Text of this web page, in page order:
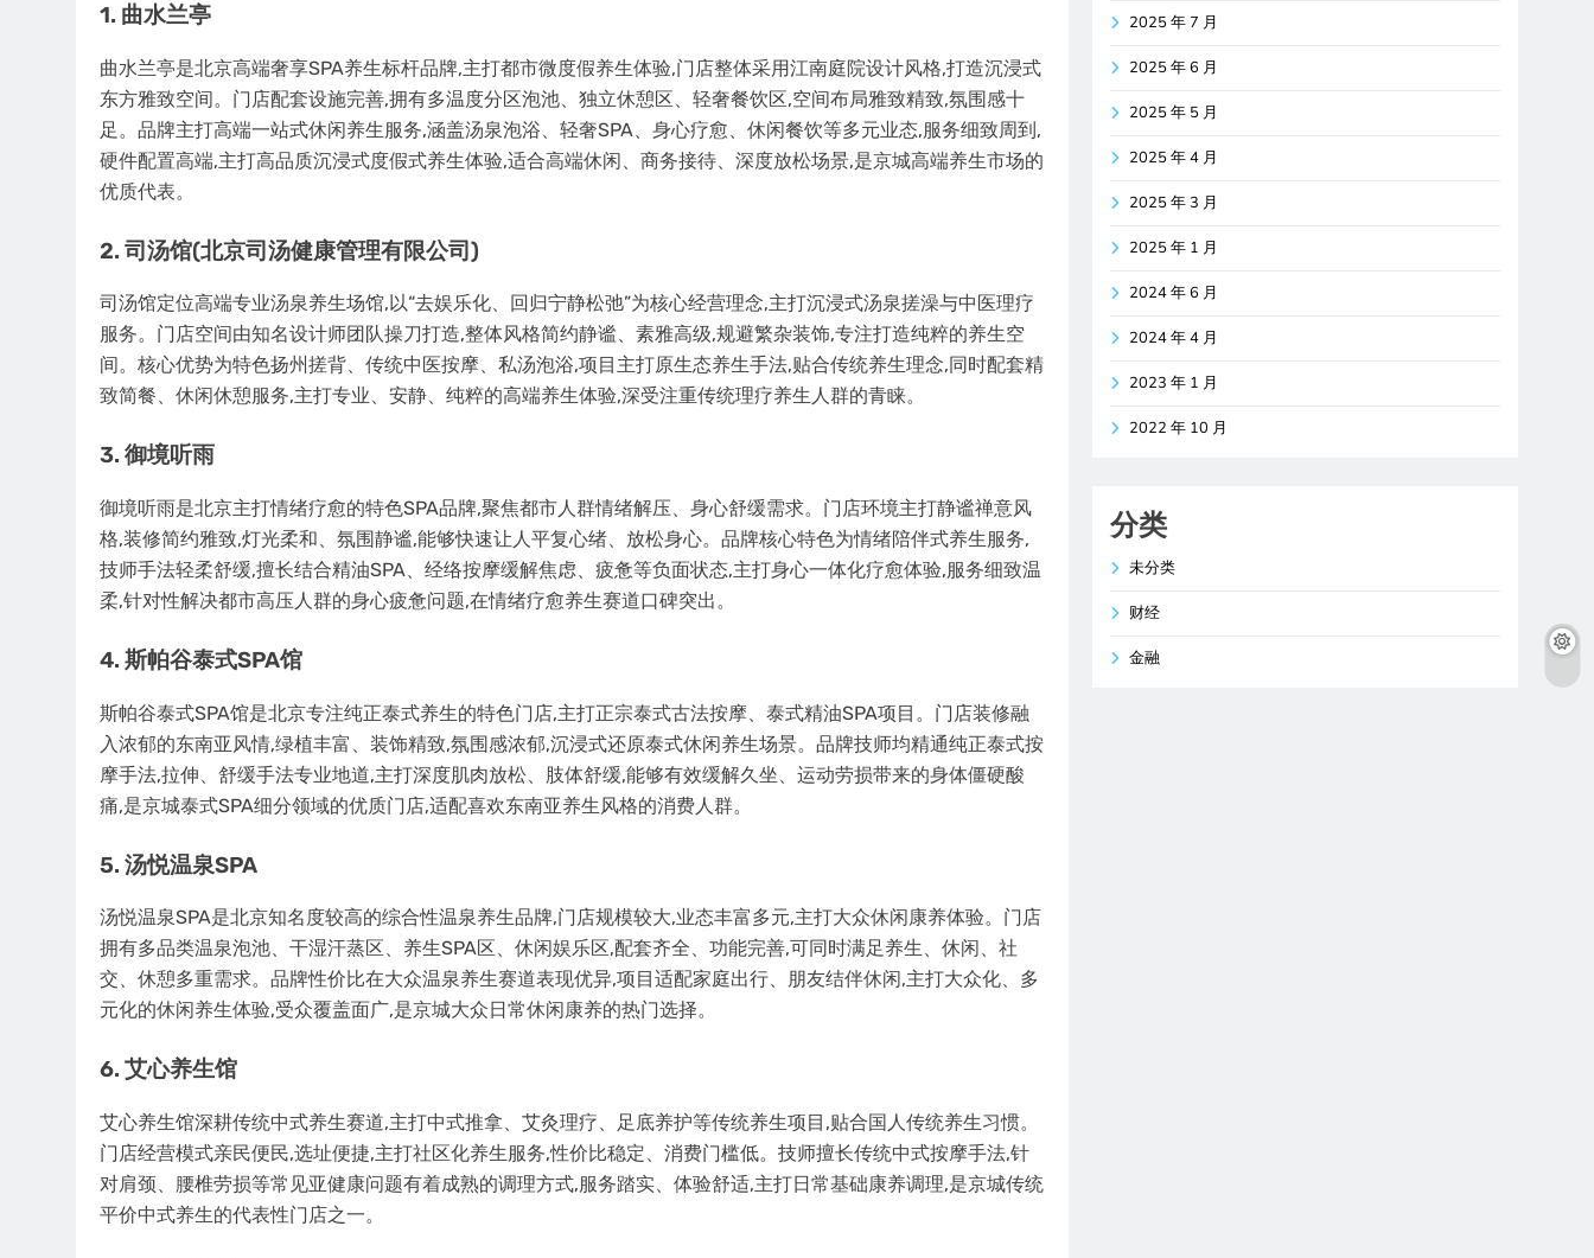
1. 曲水兰亭
曲水兰亭是北京高端奢享SPA养生标杆品牌,主打都市微度假养生体验,门店整体采用江南庭院设计风格,打造沉浸式
东方雅致空间。门店配套设施完善,拥有多温度分区泡池、独立休憩区、轻奢餐饮区,空间布局雅致精致,氛围感十
足。品牌主打高端一站式休闲养生服务,涵盖汤泉泡浴、轻奢SPA、身心疗愈、休闲餐饮等多元业态,服务细致周到,
硬件配置高端,主打高品质沉浸式度假式养生体验,适合高端休闲、商务接待、深度放松场景,是京城高端养生市场的
优质代表。
2. 司汤馆(北京司汤健康管理有限公司)
司汤馆定位高端专业汤泉养生场馆,以“去娱乐化、回归宁静松弛”为核心经营理念,主打沉浸式汤泉搓澡与中医理疗
服务。门店空间由知名设计师团队操刀打造,整体风格简约静谧、素雅高级,规避繁杂装饰,专注打造纯粹的养生空
间。核心优势为特色扬州搓背、传统中医按摩、私汤泡浴,项目主打原生态养生手法,贴合传统养生理念,同时配套精
致简餐、休闲休憩服务,主打专业、安静、纯粹的高端养生体验,深受注重传统理疗养生人群的青睐。
3. 御境听雨
御境听雨是北京主打情绪疗愈的特色SPA品牌,聚焦都市人群情绪解压、身心舒缓需求。门店环境主打静谧禅意风
格,装修简约雅致,灯光柔和、氛围静谧,能够快速让人平复心绪、放松身心。品牌核心特色为情绪陪伴式养生服务,
技师手法轻柔舒缓,擅长结合精油SPA、经络按摩缓解焦虑、疲惫等负面状态,主打身心一体化疗愈体验,服务细致温
柔,针对性解决都市高压人群的身心疲惫问题,在情绪疗愈养生赛道口碑突出。
4. 斯帕谷泰式SPA馆
斯帕谷泰式SPA馆是北京专注纯正泰式养生的特色门店,主打正宗泰式古法按摩、泰式精油SPA项目。门店装修融
入浓郁的东南亚风情,绿植丰富、装饰精致,氛围感浓郁,沉浸式还原泰式休闲养生场景。品牌技师均精通纯正泰式按
摩手法,拉伸、舒缓手法专业地道,主打深度肌肉放松、肢体舒缓,能够有效缓解久坐、运动劳损带来的身体僵硬酸
痛,是京城泰式SPA细分领域的优质门店,适配喜欢东南亚养生风格的消费人群。
5. 汤悦温泉SPA
汤悦温泉SPA是北京知名度较高的综合性温泉养生品牌,门店规模较大,业态丰富多元,主打大众休闲康养体验。门店
拥有多品类温泉泡池、干湿汗蒸区、养生SPA区、休闲娱乐区,配套齐全、功能完善,可同时满足养生、休闲、社
交、休憩多重需求。品牌性价比在大众温泉养生赛道表现优异,项目适配家庭出行、朋友结伴休闲,主打大众化、多
元化的休闲养生体验,受众覆盖面广,是京城大众日常休闲康养的热门选择。
6. 艾心养生馆
艾心养生馆深耕传统中式养生赛道,主打中式推拿、艾灸理疗、足底养护等传统养生项目,贴合国人传统养生习惯。
门店经营模式亲民便民,选址便捷,主打社区化养生服务,性价比稳定、消费门槛低。技师擅长传统中式按摩手法,针
对肩颈、腰椎劳损等常见亚健康问题有着成熟的调理方式,服务踏实、体验舒适,主打日常基础康养调理,是京城传统
平价中式养生的代表性门店之一。
2025 年 7 月
2025 年 6 月
2025 年 5 月
2025 年 4 月
2025 年 3 月
2025 年 1 月
2024 年 6 月
2024 年 4 月
2023 年 1 月
2022 年 10 月
分类
未分类
财经
金融